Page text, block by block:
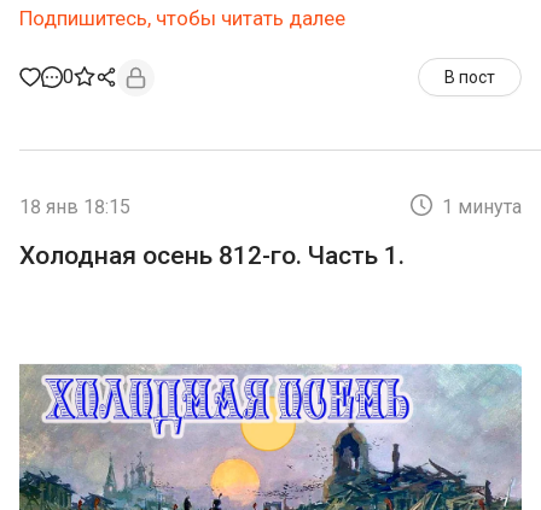
Подпишитесь, чтобы читать далее
0 В пост
18 янв 18:15 1 минута
Холодная осень 812-го. Часть 1.